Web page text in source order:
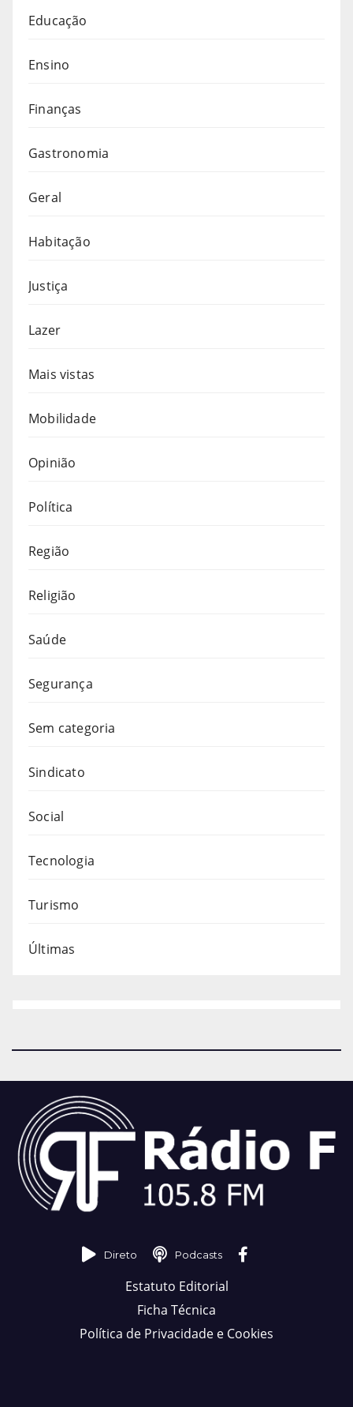
Educação
Ensino
Finanças
Gastronomia
Geral
Habitação
Justiça
Lazer
Mais vistas
Mobilidade
Opinião
Política
Região
Religião
Saúde
Segurança
Sem categoria
Sindicato
Social
Tecnologia
Turismo
Últimas
Direto Podcasts
Estatuto Editorial
Ficha Técnica
Política de Privacidade e Cookies